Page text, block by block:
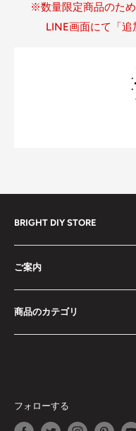
※数量限定商品のため
LINE画面にて「追
BRIGHT DIY STORE
全ての商品
セール中の商品
予約販売商品
ドライバーセット
工具セット
スマート文房具
エアコンプレッサー・空
ご案内
検索
お問い合わせ
特定商取引法に基づく表
商品が届かない場合
受取時に関税を要求され
商品のカテゴリ
ドライバーセット
ミニカメラ
スマート文房具
フォローする